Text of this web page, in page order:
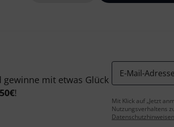
mit etwas Glück
50€!
E-Mail-Adresse
Mit Klick auf „Jetzt
Nutzungsverhaltens
Datenschutzhinweisen